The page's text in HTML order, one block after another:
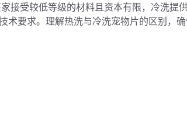
接受较低等级的材料且资本有限，冷洗提
术要求。理解热洗与冷洗宠物片的区别，